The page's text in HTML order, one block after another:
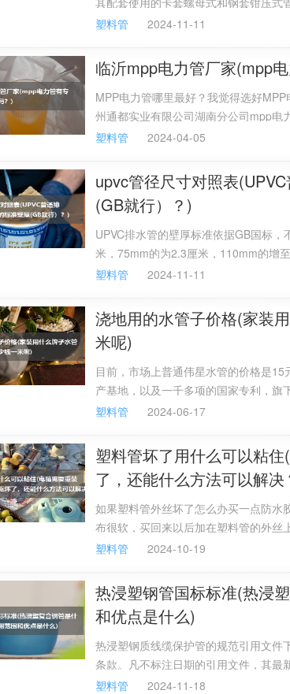
燃性、高强度、耐气侯变化性以及优良的几何稳
不适用与芳香烃、氯化烃接触的场合。
品最常用的加工工艺是挤出和注塑。随着对于
，使得pvc的使用领域逐渐扩大。对于一些有着
求的pvc制品，也在不同的特殊领域使用。
用HDPE双壁波纹管，请问下它适用于给水吗？
子是用于排水的。双壁波纹的目的是为了抗压，抗来自土
管，是给水的。双壁波纹管是排水的。
水排污用HDPE工程技术规范
密度聚乙烯，英文名称为“High Density Polyethylene”，
脂。原态HDPE的外表呈乳白色，在微薄截面呈一定程度
特性。某些种类的化学品会产生化学腐蚀，例如腐蚀性氧
）。该聚合物不吸湿并具有好的防水蒸汽性，可用于包
使其很适用于电线电缆。中到高分子量等级具有极好的
性】高密度聚乙烯是一种不透明白色腊状材料，比重比水
，也略能伸长，无毒，无味。
】易燃，离火后能继续燃烧，火焰上端呈黄色，下端呈蓝
石蜡燃烧时发出的气味。
】耐酸碱，耐有机溶剂，电绝缘性优良，低温时，仍能保
于LDPE，接近于PP，比PP韧，但表面光洁度不如PP。
】机械性能差，透气差，易变形，易老化，易发脆，脆
刷时，需进行表面放电处理，不能电镀，表面无光泽。
合】用于挤出包装薄膜，绳索，编织袋，渔网，水管；注
】HDPE有数不清的应用，范围从可重复使用的薄壁饮
熔体指数5～10，有具有韧性较低流动性品级和具有可
；有韧性、耐用的食品和涂料罐；高抗环境应力开裂应用
熔点为142℃，分解温度为300℃；注塑温度的可调区
是烯烃类塑料，它不吸水，生产时，不需烘干，但为了
体粘度大，流长比小，薄壁制品可能缺胶，因此，浇口
；溢边值为0.05mm。
PP-R管长期工作温度不能超过70℃;而
人体的健康。不过，铝塑管在作为热水
成渗漏。
塑料管 2024-11-11
临沂mpp电力管厂家(mpp
MPP电力管哪里最好？我觉得选好
州通都实业有限公司湖南分公司mpp电
湖南分公司是一家比较有实力的企业，
塑料管 2024-04-05
upvc管径尺寸对照表
(GB就行）？)
UPVC排水管的壁厚标准依据GB国标
米，75mm的为2.3厘米，110mm的增
200mm的管子，壁厚则为4.8厘米。国
1.2寸，1.5寸的管径外径是50mm，2寸
管尺寸。
塑料管 2024-11-11
浇地用的水管子价格(家装
米呢)
目前，市场上普通伟星水管的价格是
产基地，以及一千多项的国家专利，
府质量奖等多项荣誉。公司拥有10大生
塑料管 2024-06-17
塑料管坏了用什么可以粘
了，还能什么方法可以解决
如果塑料管外丝坏了怎么办买一点防水
布很软，买回来以后加在塑料管的外丝
还能什么方法可以解决？下载个金山毒
塑料管 2024-10-19
热浸塑钢管国标标准(热浸
和优点是什么)
热浸塑钢质线缆保护管的规范引用文件
条款。凡不标注日期的引用文件，其
和卫生部卫生标准的要求；5、有一定的
塑料管 2024-11-18